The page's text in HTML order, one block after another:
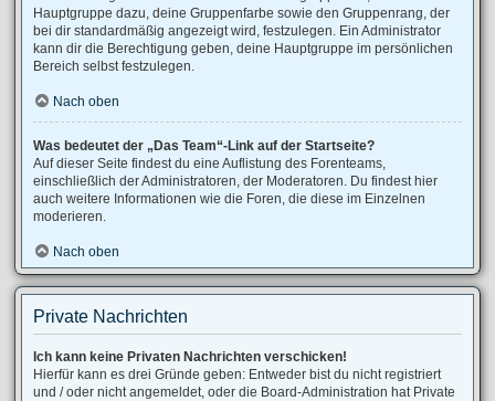
Hauptgruppe dazu, deine Gruppenfarbe sowie den Gruppenrang, der
bei dir standardmäßig angezeigt wird, festzulegen. Ein Administrator
kann dir die Berechtigung geben, deine Hauptgruppe im persönlichen
Bereich selbst festzulegen.
Nach oben
Was bedeutet der „Das Team“-Link auf der Startseite?
Auf dieser Seite findest du eine Auflistung des Forenteams,
einschließlich der Administratoren, der Moderatoren. Du findest hier
auch weitere Informationen wie die Foren, die diese im Einzelnen
moderieren.
Nach oben
Private Nachrichten
Ich kann keine Privaten Nachrichten verschicken!
Hierfür kann es drei Gründe geben: Entweder bist du nicht registriert
und / oder nicht angemeldet, oder die Board-Administration hat Private